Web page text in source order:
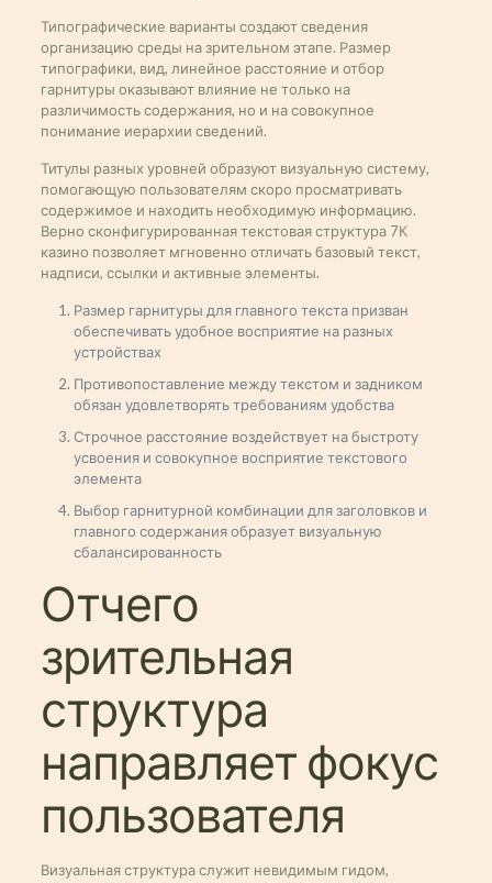
Типографические варианты создают сведения
организацию среды на зрительном этапе. Размер
типографики, вид, линейное расстояние и отбор
гарнитуры оказывают влияние не только на
различимость содержания, но и на совокупное
понимание иерархии сведений.
Титулы разных уровней образуют визуальную систему,
помогающую пользователям скоро просматривать
содержимое и находить необходимую информацию.
Верно сконфигурированная текстовая структура 7К
казино позволяет мгновенно отличать базовый текст,
надписи, ссылки и активные элементы.
Размер гарнитуры для главного текста призван
обеспечивать удобное восприятие на разных
устройствах
Противопоставление между текстом и задником
обязан удовлетворять требованиям удобства
Строчное расстояние воздействует на быстроту
усвоения и совокупное восприятие текстового
элемента
Выбор гарнитурной комбинации для заголовков и
главного содержания образует визуальную
сбалансированность
Отчего
зрительная
структура
направляет фокус
пользователя
Визуальная структура служит невидимым гидом,